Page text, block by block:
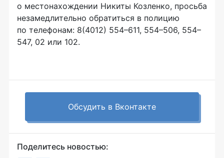
о местонахождении Никиты Козленко, просьба
незамедлительно обратиться в полицию
по телефонам: 8(4012) 554–611, 554–506, 554–
547, 02 или 102.
Обсудить в Вконтакте
Поделитесь новостью: